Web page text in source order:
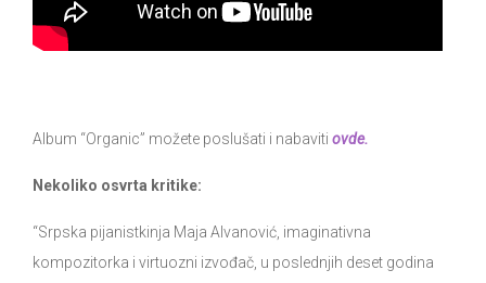
Album “Organic” možete poslušati i nabaviti ovde.
Nekoliko osvrta kritike:
“Srpska pijanistkinja Maja Alvanović, imaginativna
kompozitorka i virtuozni izvođač, u poslednjih deset godina